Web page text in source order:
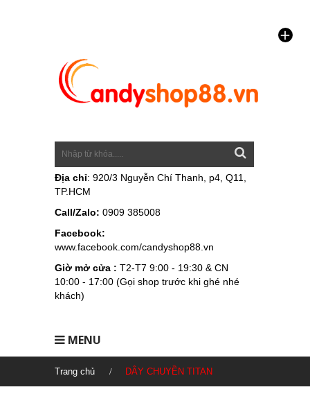
Địa chỉ: 920/3 Nguyễn Chí Thanh, p4, Q11,
TP.HCM
Call/Zalo: 0909 385008
Facebook:
www.facebook.com/candyshop88.vn
Giờ mở cửa : T2-T7 9:00 - 19:30 & CN
10:00 - 17:00 (Gọi shop trước khi ghé nhé
khách)
MENU
Trang chủ DÂY CHUYỀN TITAN